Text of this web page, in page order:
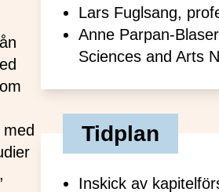
Lars Fuglsang,
Anne Parpan-
Sciences and Arts
Tidplan
Inskick av